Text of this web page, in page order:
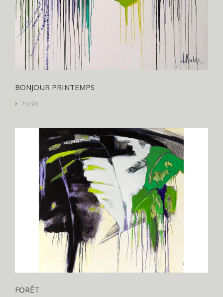
BONJOUR PRINTEMPS
Forêt
FORÊT